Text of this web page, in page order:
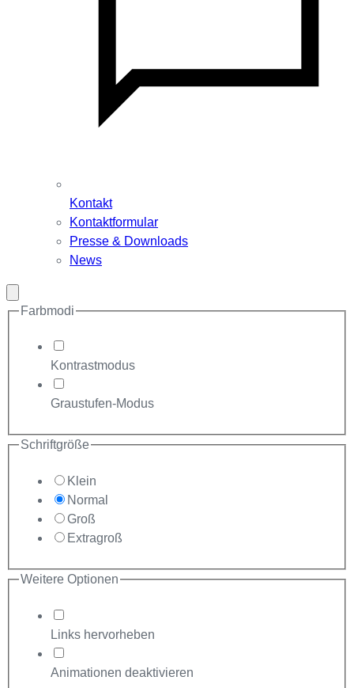
Kontakt
Kontaktformular
Presse & Downloads
News
schließen
Farbmodi
Kontrastmodus
Graustufen-Modus
Schriftgröße
Klein
Normal
Groß
Extragroß
Weitere Optionen
Links hervorheben
Animationen deaktivieren